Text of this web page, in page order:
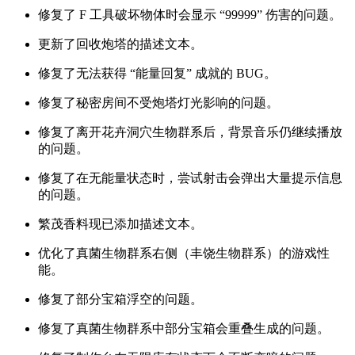
修复了 F 工具破坏物体时会显示 “99999” 伤害的问题。
更新了回收炮塔的描述文本。
修复了无法获得 “能量回复” 成就的 BUG。
修复了秘密房间不受炮塔灯光影响的问题。
修复了离开花卉洞穴生物群系后，背景音乐仍继续播放
的问题。
修复了在无能量状态时，尝试射击会弹出大量提示信息
的问题。
繁茂香料现已添加描述文本。
优化了真菌生物群系右侧（丰饶生物群系）的游戏性
能。
修复了部分宝箱浮空的问题。
修复了真菌生物群系中部分宝箱会重叠生成的问题。